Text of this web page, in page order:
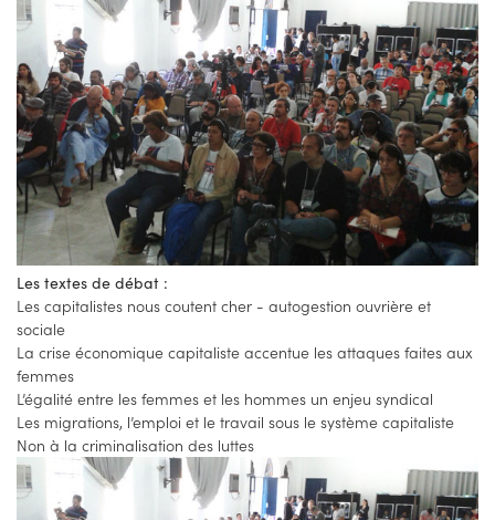
Les textes de débat :
Les capitalistes nous coutent cher - autogestion ouvrière et
sociale
La crise économique capitaliste accentue les attaques faites aux
femmes
L’égalité entre les femmes et les hommes un enjeu syndical
Les migrations, l’emploi et le travail sous le système capitaliste
Non à la criminalisation des luttes